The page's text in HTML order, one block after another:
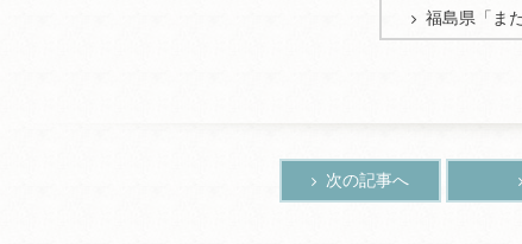
福島県「ま
次の記事へ